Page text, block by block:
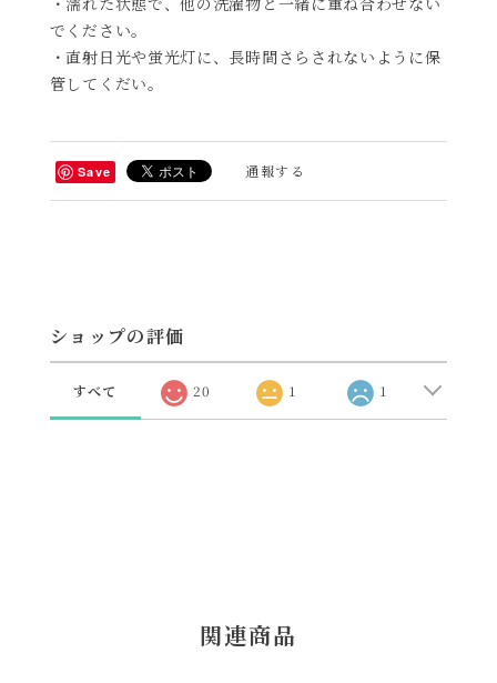
でください。
・直射日光や蛍光灯に、長時間さらされないように保
管してくだい。
Save 通報する
ショップの評価
すべて 20 1 1
関連商品